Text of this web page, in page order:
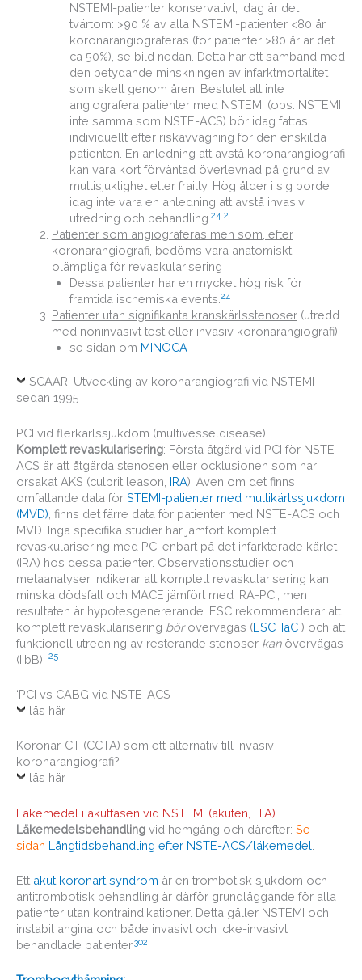
NSTEMI-patienter konservativt, idag är det
tvärtom: >90 % av alla NSTEMI-patienter <80 år
koronarangiograferas (för patienter >80 år är det
ca 50%), se bild nedan. Detta har ett samband med
den betydande minskningen av infarktmortalitet
som skett genom åren. Beslutet att inte
angiografera patienter med NSTEMI (obs: NSTEMI
inte samma som NSTE-ACS) bör idag fattas
individuellt efter riskavvägning för den enskilda
patienten. En anledning att avstå koronarangiografi
kan vara kort förväntad överlevnad på grund av
multisjuklighet eller frailty. Hög ålder i sig borde
idag inte vara en anledning att avstå invasiv
utredning och behandling. 24 2
Patienter som angiograferas men som, efter
koronarangiografi, bedöms vara anatomiskt
olämpliga för revaskularisering
Dessa patienter har en mycket hög risk för
framtida ischemiska events. 24
Patienter utan signifikanta kranskärlsstenoser(utredd
med noninvasivt test eller invasiv koronarangiografi)
se sidan om MINOCA
SCAAR: Utveckling av koronarangiografi vid NSTEMI
sedan 1995
PCI vid flerkärlssjukdom (multivesseldisease)
Komplett revaskularisering: Första åtgärd vid PCI för NSTE-
ACS är att åtgärda stenosen eller ocklusionen som har
orsakat AKS (culprit leason, IRA). Även om det finns
omfattande data för STEMI-patienter med multikärlssjukdom
(MVD) , finns det färre data för patienter med NSTE-ACS och
MVD. Inga specifika studier har jämfört komplett
revaskularisering med PCI enbart på det infarkterade kärlet
(IRA) hos dessa patienter. Observationsstudier och
metaanalyser indikerar att komplett revaskularisering kan
minska dödsfall och MACE jämfört med IRA-PCI, men
resultaten är hypotesgenererande. ESC rekommenderar att
komplett revaskularisering börövervägas (ESC IIaC ) och att
funktionell utredning av resterande stenoser kanövervägas
(IIbB).
25
‘PCI vs CABG vid NSTE-ACS
läs här
Koronar-CT (CCTA) som ett alternativ till invasiv
koronarangiografi?
läs här
Läkemedel i akutfasen vid NSTEMI (akuten, HIA)
Läkemedelsbehandling vid hemgång och därefter: Se
sidan Långtidsbehandling efter NSTE-ACS/läkemedel
Ett akut koronart syndrom är en trombotisk sjukdom och
antitrombotisk behandling är därför grundläggande för alla
patienter utan kontraindikationer. Detta gäller NSTEMI och
instabil angina och både invasivt och icke-invasivt
behandlade patienter.302